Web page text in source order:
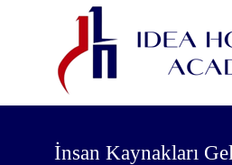
İnsan Kaynakları